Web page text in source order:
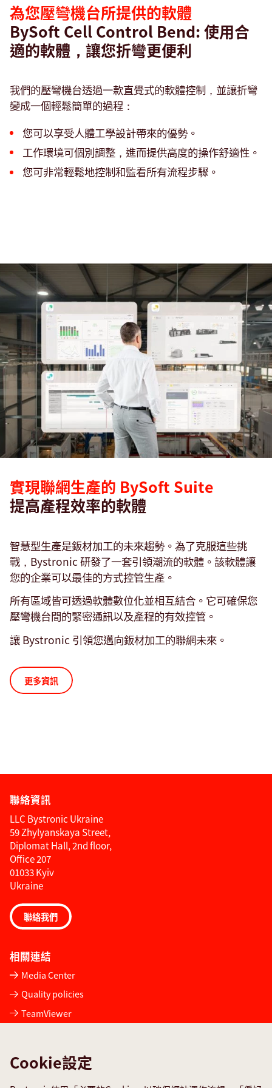
為您壓彎機台所提供的軟體
BySoft Cell Control Bend: 使用合
適的軟體，讓您折彎更便利
我們的壓彎機台透過一款直覺式的軟體控制，並讓折彎
變成一個輕鬆簡單的過程：
您可以享受人體工學設計帶來的優勢。
工作環境可個別調整，進而提供高度的操作舒適性。
您可非常輕鬆地控制和監看所有流程步驟。
實現聯網生產的 BySoft Suite
提高產程效率的軟體
智慧型生產是鈑材加工的未來趨勢。為了克服這些挑
戰，Bystronic 研發了一套引領潮流的軟體。該軟體讓
您的企業可以最佳的方式控管生產。
所有區域皆可透過軟體數位化並相互結合。它可確保您
壓彎機台間的緊密通訊以及產程的有效控管。
讓 Bystronic 引領您邁向鈑材加工的聯網未來。
更多資訊
聯絡資訊
LLC Bystronic Ukraine
59 Zhylyanskaya Street,
Diplomat Hall, 2nd floor,
Office 207
01033 Kyiv
Ukraine
聯絡我們
相關連結
Media Center
Quality policies
TeamViewer
社群媒體
Cookie設定